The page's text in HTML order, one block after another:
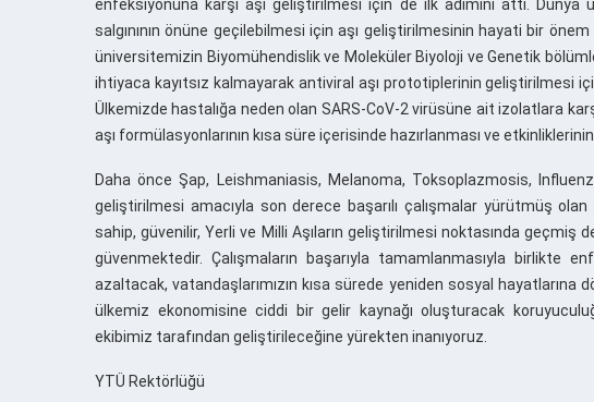
enfeksiyonuna karşı aşı geliştirilmesi için de ilk adımını attı.
salgınının önüne geçilebilmesi için aşı geliştirilmesinin hayati bir
üniversitemizin Biyomühendislik ve Moleküler Biyoloji ve Genetik
ihtiyaca kayıtsız kalmayarak antiviral aşı prototiplerinin geliştirilmesi
Ülkemizde hastalığa neden olan SARS-CoV-2 virüsüne ait izolatlara
aşı formülasyonlarının kısa süre içerisinde hazırlanması ve
Daha önce Şap, Leishmaniasis, Melanoma, Toksoplazmosis,
geliştirilmesi amacıyla son derece başarılı çalışmalar yürütmüş
sahip, güvenilir, Yerli ve Milli Aşıların geliştirilmesi noktasında geçmiş
güvenmektedir. Çalışmaların başarıyla tamamlanmasıyla birlikte
azaltacak, vatandaşlarımızın kısa sürede yeniden sosyal hayatlarına
ülkemiz ekonomisine ciddi bir gelir kaynağı oluşturacak
ekibimiz tarafından geliştirileceğine yürekten inanıyoruz.
YTÜ Rektörlüğü